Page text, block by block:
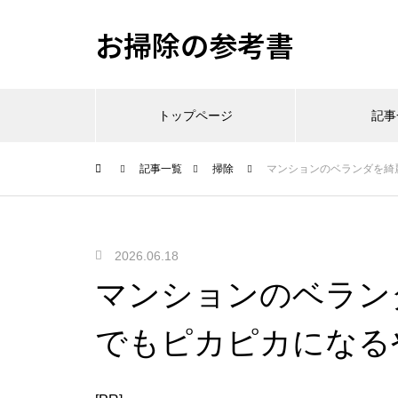
お掃除の参考書
トップページ 記
記事一覧 掃除 マンションのベランダを
2026.06.18
マンションのベラ
でもピカピカにな